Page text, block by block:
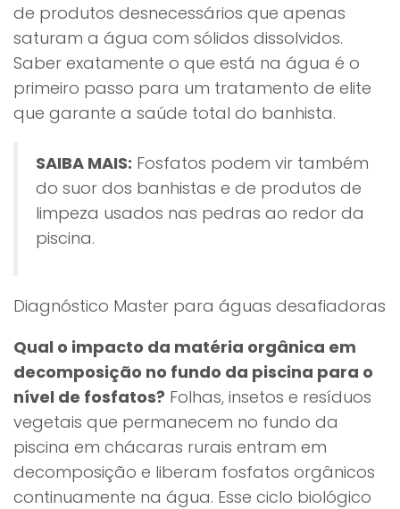
de produtos desnecessários que apenas
saturam a água com sólidos dissolvidos.
Saber exatamente o que está na água é o
primeiro passo para um tratamento de elite
que garante a saúde total do banhista.
SAIBA MAIS: Fosfatos podem vir também
do suor dos banhistas e de produtos de
limpeza usados nas pedras ao redor da
piscina.
Diagnóstico Master para águas desafiadoras
Qual o impacto da matéria orgânica em
decomposição no fundo da piscina para o
nível de fosfatos? Folhas, insetos e resíduos
vegetais que permanecem no fundo da
piscina em chácaras rurais entram em
decomposição e liberam fosfatos orgânicos
continuamente na água. Esse ciclo biológico